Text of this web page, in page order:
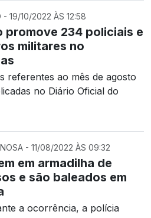
- 19/10/2022 ÀS 12:58
promove 234 policiais e
militares no
referentes ao mês de agosto
no Diário Oficial do
- 11/08/2022 ÀS 09:32
em armadilha de
e são baleados em
a ocorrência, a polícia